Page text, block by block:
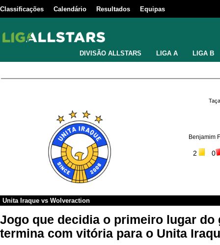
Classificações Calendário Resultados Equipas
DIVISÃO ALLSTARS LIGA A LIGA B
Benjamim
2 0
Unita Iraque vs Wolveraction
Jogo que decidia o primeiro lugar do
termina com vitória para o Unita